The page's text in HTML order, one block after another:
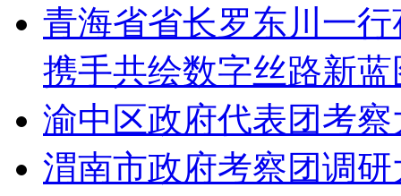
青海省省长罗东川一
携手共绘数字丝路新蓝
渝中区政府代表团考
渭南市政府考察团调